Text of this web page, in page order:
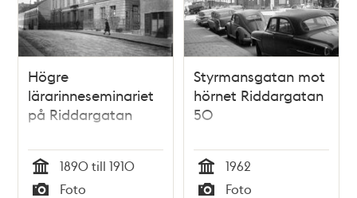
Högre
lärarinneseminariet
på Riddargatan
Tid
1890 till 1910
Foto
Styrmansgatan mot
hörnet Riddargatan
50
Tid
1962
Foto